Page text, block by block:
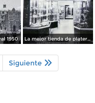
1950 La mejor tienda de plateria.
Siguiente